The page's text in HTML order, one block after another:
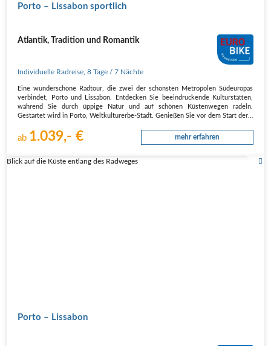
Porto – Lissabon sportlich
Atlantik, Tradition und Romantik
Individuelle Radreise ,8 Tage / 7 Nächte
Eine wunderschöne Radtour, die zwei der schönsten Metropolen Südeuropas
verbindet, Porto und Lissabon. Entdecken Sie beeindruckende Kulturstätten,
während Sie durch üppige Natur und auf schönen Küstenwegen radeln.
Gestartet wird in Porto, Weltkulturerbe-Stadt. Genießen Sie vor dem Start der…
ab 1.039,- € mehr erfahren
Blick auf die Küste entlang des Radweges
Porto – Lissabon